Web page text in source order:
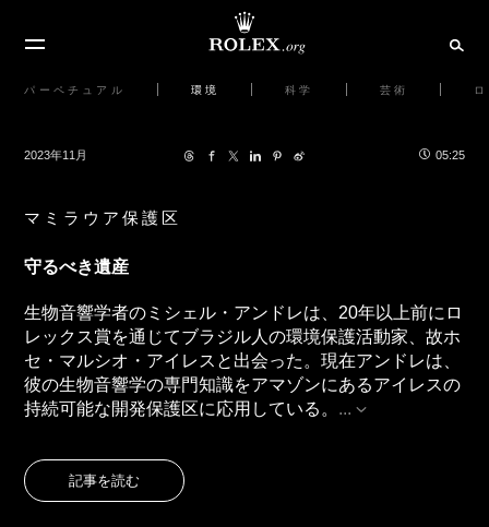
パーペチュアル 環境 科学 芸術
2023年11月 05:25
マミラウア保護区
守るべき遺産
生物音響学者のミシェル・アンドレは、20年以上前にロ
レックス賞を通じてブラジル人の環境保護活動家、故ホ
セ・マルシオ・アイレスと出会った。現在アンドレは、
彼の生物音響学の専門知識をアマゾンにあるアイレスの
持続可能な開発保護区に応用している。 ...
記事を読む